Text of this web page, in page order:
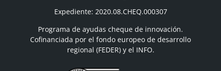
Expediente: 2020.08.CHEQ.000307
Programa de ayudas cheque de innovación.
Cofinanciada por el fondo europeo de desarrollo
regional (FEDER) y el INFO.